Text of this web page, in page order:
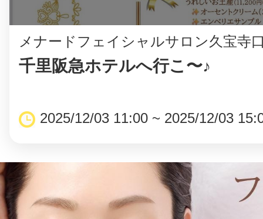
メナードフェイシャルサロン久宝寺
千里阪急ホテルへ行こ〜♪
2025/12/03 11:00 ~ 2025/12/03